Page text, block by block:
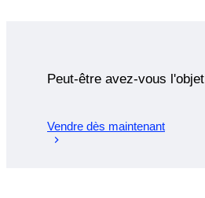
Peut-être avez-vous
Vendre dès maintenant